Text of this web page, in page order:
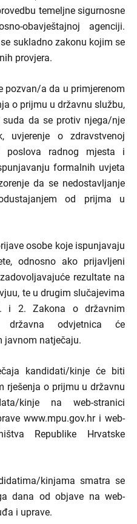
temeljne sigurnosne
obavještajnoj agenciji.
sukladno zakonu kojim se
provjera.
pozvan/a da u primjerenom
o prijmu u državnu službu,
suda da se protiv njega/nje
uvjerenje o zdravstvenoj
poslova radnog mjesta i
formalnih uvjeta
da se nedostavljanje
od prijma u
osobe koje ispunjavaju
odnosno ako prijavljeni
rezultate na
te u drugim slučajevima
i 2. Zakona o državnim
državna odvjetnica će
javnom natječaju.
kandidati/kinje će biti
rješenja o prijmu u državnu
kinje na web-stranici
www.mpu.gov.hr i ­web-
Republike Hrvatske
kinjama smatra se
dana od objave na web-
i uprave.